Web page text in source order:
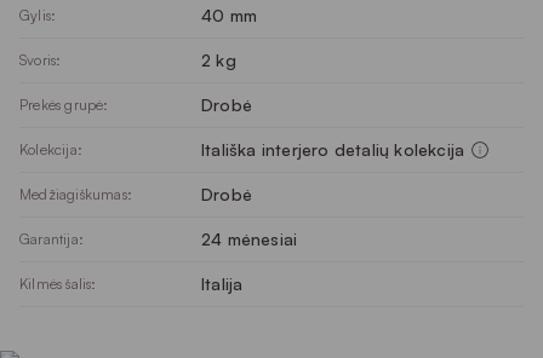
Gylis: 40 mm
Svoris: 2 kg
Prekės grupė: Drobė
Kolekcija: Itališka interjero detalių kolekcija
Medžiagiškumas: Drobė
Garantija: 24 mėnesiai
Kilmės šalis: Italija